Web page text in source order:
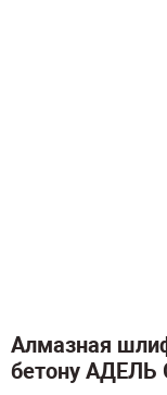
Алмазная
бетону АДЕЛЬ